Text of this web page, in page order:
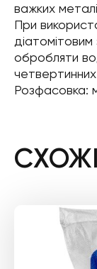
важких
При
обробляти
Розфасовка: